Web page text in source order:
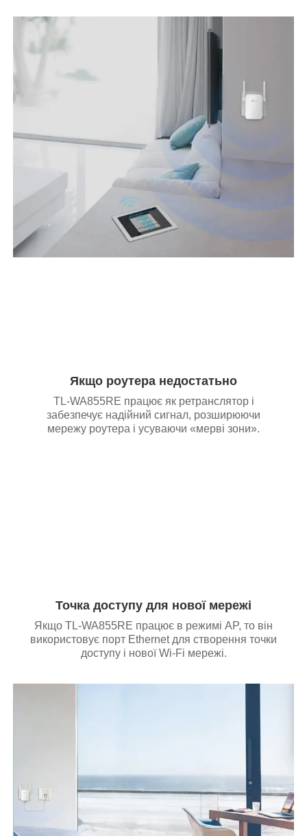
Якщо роутера недостатьно
TL-WA855RE працює як ретранслятор і
забезпечує надійний сигнал, розширюючи
мережу роутера і усуваючи «мерві зони».
Точка доступу для нової мережі
Якщо TL-WA855RE працює в режимі AP, то він
використовує порт Ethernet для створення точки
доступу і нової Wi-Fi мережі.